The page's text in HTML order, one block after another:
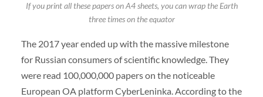
If you print all these papers on A4 sheets, you can wrap the Earth
three times on the equator
The 2017 year ended up with the massive milestone
for Russian consumers of scientific knowledge. They
were read 100,000,000 papers on the noticeable
European OA platform CyberLeninka. According to the